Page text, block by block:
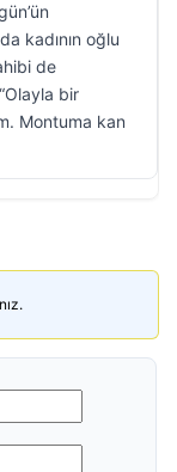
kadının oğlu
de
bir
Montuma kan